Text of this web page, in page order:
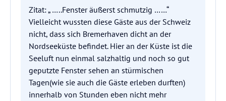
Zitat: „ …..Fenster äußerst schmutzig ……“
Vielleicht wussten diese Gäste aus der Schweiz
nicht, dass sich Bremerhaven dicht an der
Nordseeküste befindet. Hier an der Küste ist die
Seeluft nun einmal salzhaltig und noch so gut
geputzte Fenster sehen an stürmischen
Tagen(wie sie auch die Gäste erleben durften)
innerhalb von Stunden eben nicht mehr